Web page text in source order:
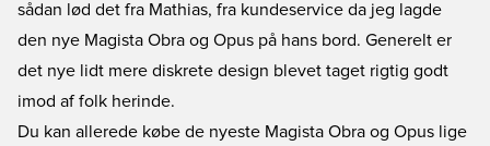
sådan lød det fra Mathias, fra kundeservice da jeg lagde
den nye Magista Obra og Opus på hans bord. Generelt er
det nye lidt mere diskrete design blevet taget rigtig godt
imod af folk herinde.
Du kan allerede købe de nyeste Magista Obra og Opus lige